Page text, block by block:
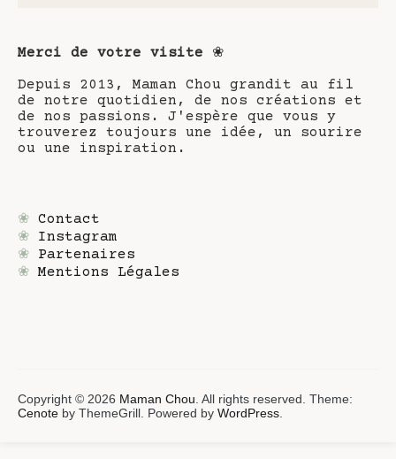
Merci de votre visite ❀
Depuis 2013, Maman Chou grandit au fil
de notre quotidien, de nos créations et
de nos passions. J'espère que vous y
trouverez toujours une idée, un sourire
ou une inspiration.
❀ Contact
❀ Instagram
❀ Partenaires
❀ Mentions Légales
Copyright © 2026 Maman Chou . All rights reserved. Theme:
Cenote by ThemeGrill. Powered by WordPress